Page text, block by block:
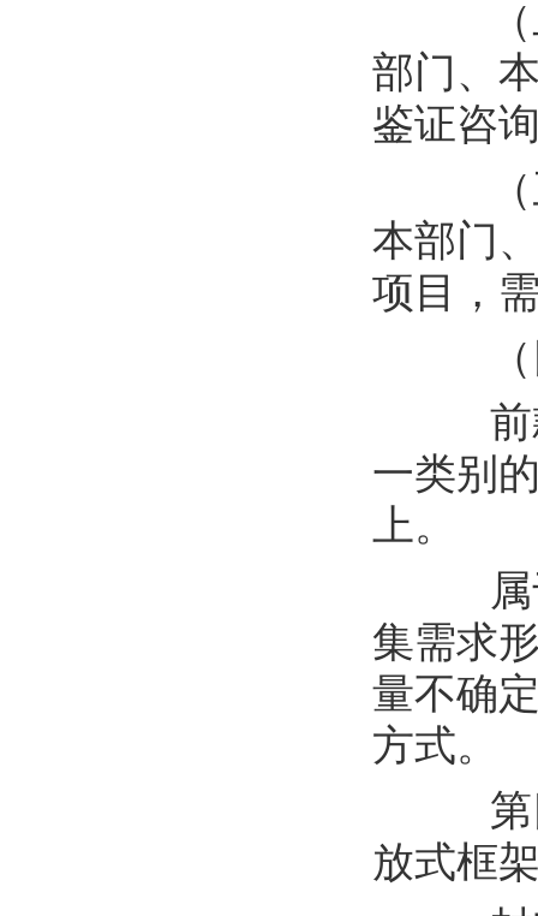
部门、
鉴证咨
（
本部门
项目，
（
一类别
上。
集需求
量不确
方式。
放式框